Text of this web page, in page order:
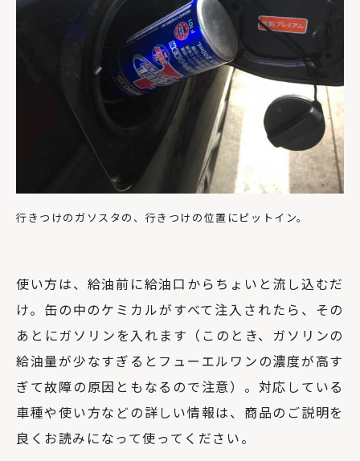
行きつけのガソスタの、行きつけの位置にピットイン。
使い方は、給油前に給油口からちょいと流し込むだ
け。缶の中のケミカルがすべて注入されたら、その
あとにガソリンを入れます（このとき、ガソリンの
給油量が少なすぎるとフューエルワンの濃度が高す
ぎて故障の原因ともなるので注意）。対応している
車種や使い方などの詳しい情報は、商品のご説明を
良くお読みになって使ってください。